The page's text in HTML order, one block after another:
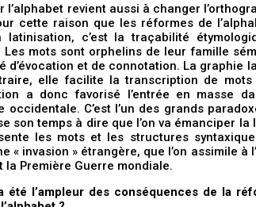
l’alphabet revient aussi à changer
cette raison que les réformes de
latinisation, c’est la traçabilité
Les mots sont orphelins de leur famille
d’évocation et de connotation. La graphie
elle facilite la transcription de mots
a donc favorisé l’entrée en masse
occidentale. C’est l’un des grands
son temps à dire que l’on va émanciper
les mots et les structures
« invasion » étrangère, que l’on assimile à
la Première Guerre mondiale.
été l’ampleur des conséquences de la